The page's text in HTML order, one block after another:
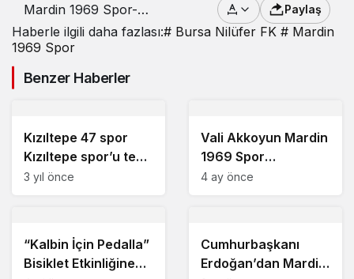
Mardin 1969 Spor-
Bursa Nilüfer FK: 0-0
Paylaş
Haberle ilgili daha fazlası:# Bursa Nilüfer FK # Mardin
1969 Spor
Benzer Haberler
Kızıltepe 47 spor
Kızıltepe spor’u tek
golle yendi
3 yıl önce
Vali Akkoyun Mardin
1969 Spor
Tesislerinde
4 ay önce
“Kalbin İçin Pedalla”
Bisiklet Etkinliğine
Cumhurbaşkanı
Erdoğan’dan Mardin